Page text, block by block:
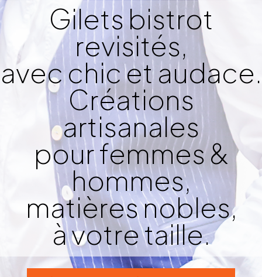
Gilets bistrot
revisités,
avec chic et audace.
Créations
artisanales
pour femmes &
hommes,
matières nobles,
à votre taille.